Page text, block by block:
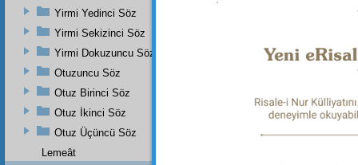
Yirmi Yedinci Söz
Yirmi Sekizinci Söz
Yirmi Dokuzuncu Söz
Otuzuncu Söz
Otuz Birinci Söz
Otuz İkinci Söz
Otuz Üçüncü Söz
Lemeât